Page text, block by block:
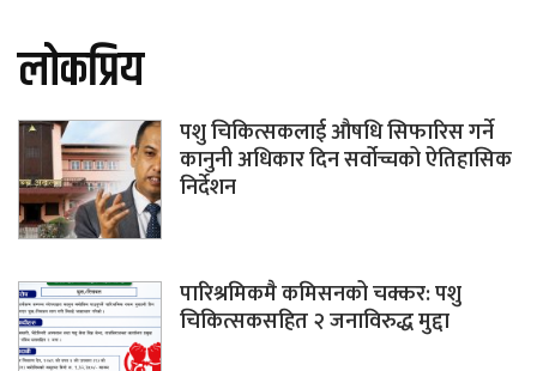
लोकप्रिय
पशु चिकित्सकलाई औषधि सिफारिस गर्ने
कानुनी अधिकार दिन सर्वोच्चको ऐतिहासिक
निर्देशन
पारिश्रमिकमै कमिसनको चक्कर: पशु
चिकित्सकसहित २ जनाविरुद्ध मुद्दा